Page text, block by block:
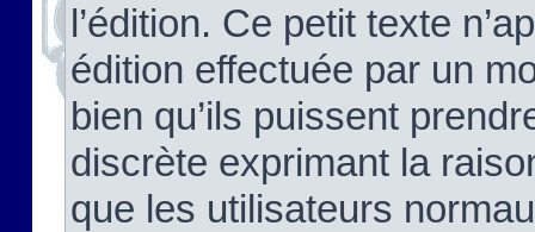
l’édition. Ce petit texte
édition effectuée par un
bien qu’ils puissent
discrète exprimant la
que les utilisateurs